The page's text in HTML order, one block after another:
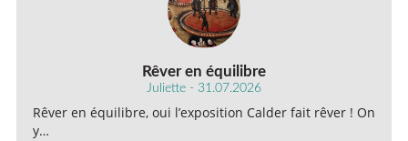
Rêver en équilibre
Juliette - 31.07.2026
Rêver en équilibre, oui l’exposition Calder fait rêver ! On
y…